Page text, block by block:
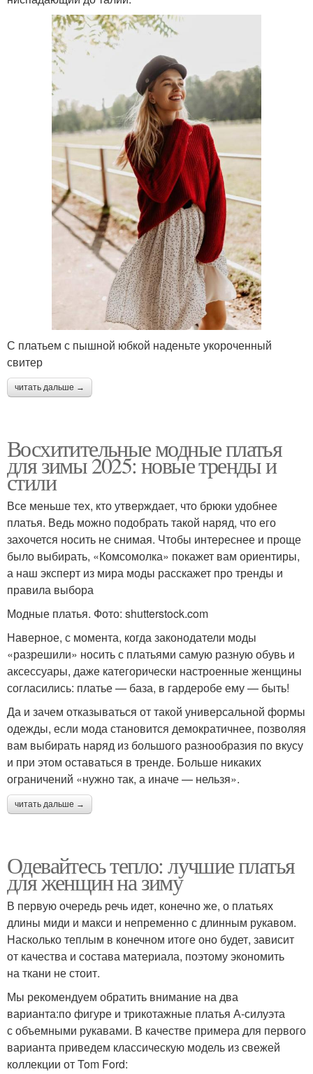
С платьем с пышной юбкой наденьте укороченный
свитер
читать дальше →
Восхитительные модные платья
для зимы 2025: новые тренды и
стили
Все меньше тех, кто утверждает, что брюки удобнее
платья. Ведь можно подобрать такой наряд, что его
захочется носить не снимая. Чтобы интереснее и проще
было выбирать, «Комсомолка» покажет вам ориентиры,
а наш эксперт из мира моды расскажет про тренды и
правила выбора
Модные платья. Фото: shutterstock.com
Наверное, с момента, когда законодатели моды
«разрешили» носить с платьями самую разную обувь и
аксессуары, даже категорически настроенные женщины
согласились: платье — база, в гардеробе ему — быть!
Да и зачем отказываться от такой универсальной формы
одежды, если мода становится демократичнее, позволяя
вам выбирать наряд из большого разнообразия по вкусу
и при этом оставаться в тренде. Больше никаких
ограничений «нужно так, а иначе — нельзя».
читать дальше →
Одевайтесь тепло: лучшие платья
для женщин на зиму
В первую очередь речь идет, конечно же, о платьях
длины миди и макси и непременно с длинным рукавом.
Насколько теплым в конечном итоге оно будет, зависит
от качества и состава материала, поэтому экономить
на ткани не стоит.
Мы рекомендуем обратить внимание на два
варианта:по фигуре и трикотажные платья А-силуэта
с объемными рукавами. В качестве примера для первого
варианта приведем классическую модель из свежей
коллекции от Tom Ford: